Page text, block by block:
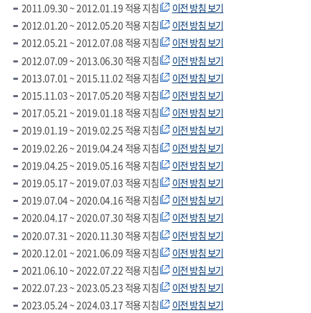
2011.09.30 ~ 2012.01.19 적용 지침
이전 방침 보기
2012.01.20 ~ 2012.05.20 적용 지침
이전 방침 보기
2012.05.21 ~ 2012.07.08 적용 지침
이전 방침 보기
2012.07.09 ~ 2013.06.30 적용 지침
이전 방침 보기
2013.07.01 ~ 2015.11.02 적용 지침
이전 방침 보기
2015.11.03 ~ 2017.05.20 적용 지침
이전 방침 보기
2017.05.21 ~ 2019.01.18 적용 지침
이전 방침 보기
2019.01.19 ~ 2019.02.25 적용 지침
이전 방침 보기
2019.02.26 ~ 2019.04.24 적용 지침
이전 방침 보기
2019.04.25 ~ 2019.05.16 적용 지침
이전 방침 보기
2019.05.17 ~ 2019.07.03 적용 지침
이전 방침 보기
2019.07.04 ~ 2020.04.16 적용 지침
이전 방침 보기
2020.04.17 ~ 2020.07.30 적용 지침
이전 방침 보기
2020.07.31 ~ 2020.11.30 적용 지침
이전 방침 보기
2020.12.01 ~ 2021.06.09 적용 지침
이전 방침 보기
2021.06.10 ~ 2022.07.22 적용 지침
이전 방침 보기
2022.07.23 ~ 2023.05.23 적용 지침
이전 방침 보기
2023.05.24 ~ 2024.03.17 적용 지침
이전 방침 보기